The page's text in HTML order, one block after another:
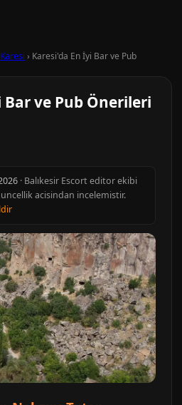
Karesi › Karesi'da En İyi Bar ve Pub
ve Pub Önerileri
· Balıkesir Escort editor ekibi
acisindan incelemistir.